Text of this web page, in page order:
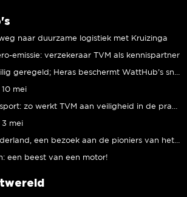
naar duurzame logistiek met Kruizinga
emissie: verzekeraar TVM als kennispartner
mei
mei
een beest van een motor!